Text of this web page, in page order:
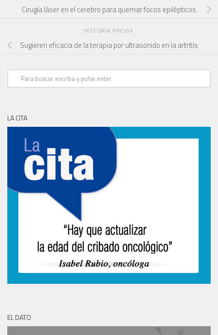
Cirugía láser en el cerebro para quemar focos epilépticos
HISTORIA PREVIA
Sugieren eficacia de la terapia por ultrasonido en la artritis
LA CITA
EL DATO